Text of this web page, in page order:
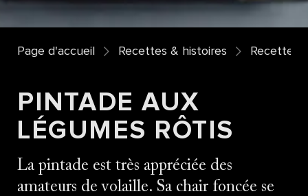
Page d'accueil Recettes & histoires Recettes
PINTADE AUX
LÉGUMES RÔTIS
La pintade est très appréciée des
amateurs de volaille. Sa chair foncée se